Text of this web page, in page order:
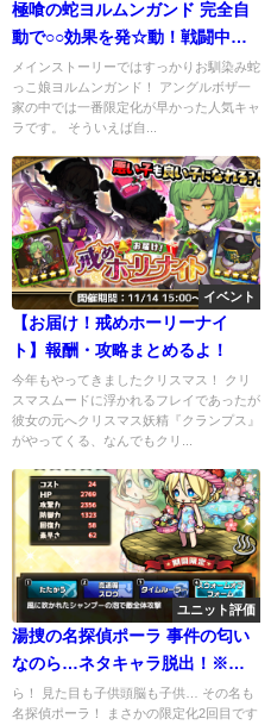
極喰の蛇ヨルムンガンド 完全自
動で○○効果を発☆動！戦闘中で
も、うまうま…
メインストーリーではすっかりお馴染み蛇
っこ娘ヨルムンガンド！ アングルボザ一
家の中では一番限定化が早かった人気キャ
ラです。 そういえば自...
イベント
【お届け！戒めホーリーナイ
ト】報酬・攻略まとめるよ！
今年もやってきましたクリスマス！ クリ
スマスムードに浮かれるフレイであったが
彼女の元へクリスマス妖精『クランプス』
がやってくる、なんでもクリ...
ユニット評価
湯捜の名探偵ポーラ 事件の匂い
なのら…ネタキャラ脱出！※強
スキルあり
ら！ 見た目も子供頭脳も子供… その名も
名探偵ポーラ！ まさかの限定化2回目です